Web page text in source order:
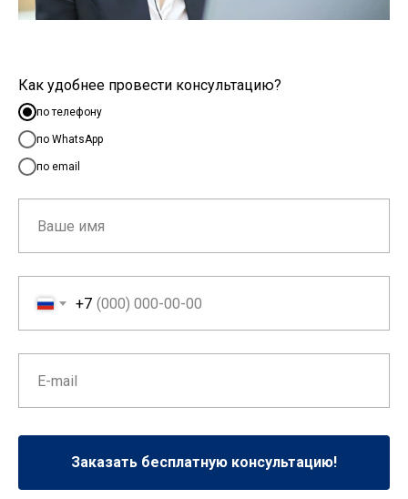
Как удобнее провести консультацию?
по телефону
по WhatsApp
по email
+7
Заказать бесплатную консультацию!